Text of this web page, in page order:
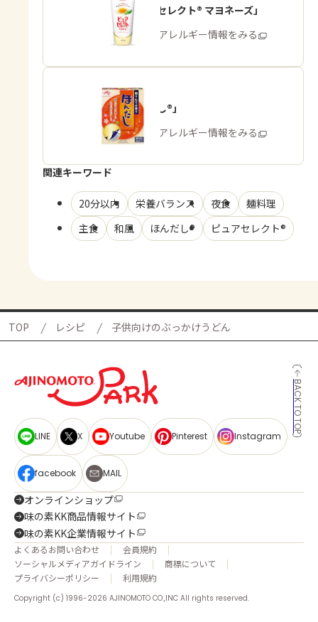
「ピュアセレクト® マヨネーズ」
商品・アレルギー情報をみる
「ほんだし®」
商品・アレルギー情報をみる
関連キーワード
20分以内 栄養バランス 夜食
麺料理
主食
和風 ほんだし® ピュアセレクト®
TOP レシピ 子供向けのぶっかけうどん
BACK TO TOP
LINE X Youtube Pinterest Instagram
facebook MAIL
オンラインショップ
味の素KK商品情報サイト
味の素KK企業情報サイト
よくあるお問い合わせ
会員規約
ソーシャルメディアガイドライン
商標について
プライバシーポリシー
利用規約
Copyright (c) 1996-2026 AJINOMOTO CO.,INC All rights reserved.